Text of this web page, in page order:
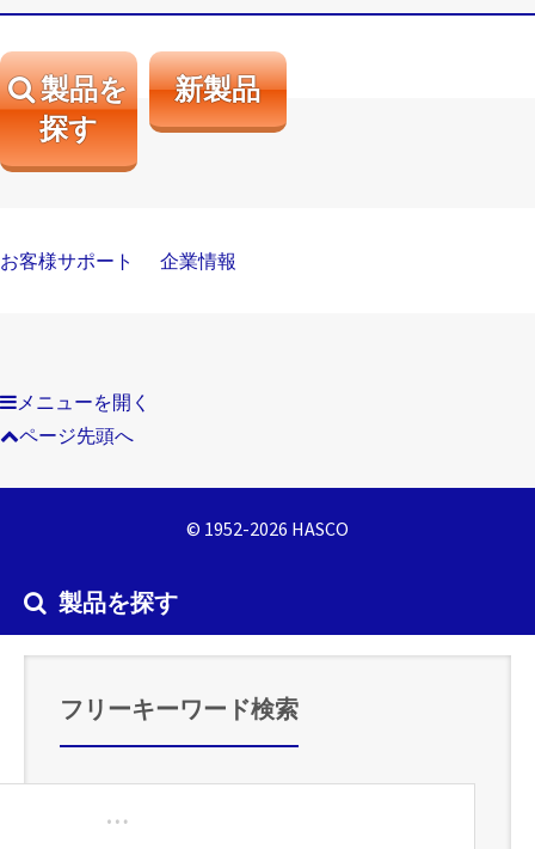
製品を
探す
新製品
お客様サポート 企業情報
メニューを開く
ページ先頭へ
© 1952-2026 HASCO
製品を探す
フリーキーワード検索